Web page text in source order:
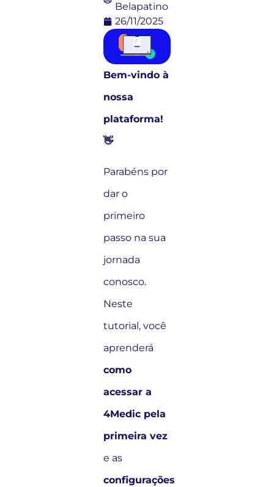
Belapatino
26/11/2025
Bem-vindo à
nossa
plataforma!
👋
Parabéns por
dar o
primeiro
passo na sua
jornada
conosco.
Neste
tutorial, você
aprenderá
como
acessar a
4Medic pela
primeira vez
e as
configurações